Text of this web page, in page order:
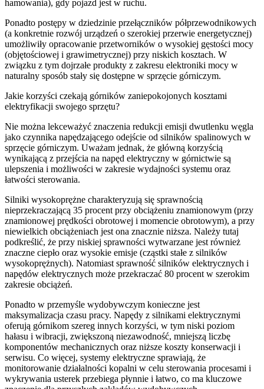
hamowania), gdy pojazd jest w ruchu.
Ponadto postępy w dziedzinie przełączników półprzewodnikowych
(a konkretnie rozwój urządzeń o szerokiej przerwie energetycznej)
umożliwiły opracowanie przetworników o wysokiej gęstości mocy
(objętościowej i grawimetrycznej) przy niskich kosztach. W
związku z tym dojrzałe produkty z zakresu elektroniki mocy w
naturalny sposób stały się dostępne w sprzęcie górniczym.
Jakie korzyści czekają górników zaniepokojonych kosztami
elektryfikacji swojego sprzętu?
Nie można lekceważyć znaczenia redukcji emisji dwutlenku węgla
jako czynnika napędzającego odejście od silników spalinowych w
sprzęcie górniczym. Uważam jednak, że główną korzyścią
wynikającą z przejścia na napęd elektryczny w górnictwie są
ulepszenia i możliwości w zakresie wydajności systemu oraz
łatwości sterowania.
Silniki wysokoprężne charakteryzują się sprawnością
nieprzekraczającą 35 procent przy obciążeniu znamionowym (przy
znamionowej prędkości obrotowej i momencie obrotowym), a przy
niewielkich obciążeniach jest ona znacznie niższa. Należy tutaj
podkreślić, że przy niskiej sprawności wytwarzane jest również
znaczne ciepło oraz wysokie emisje (cząstki stałe z silników
wysokoprężnych). Natomiast sprawność silników elektrycznych i
napędów elektrycznych może przekraczać 80 procent w szerokim
zakresie obciążeń.
Ponadto w przemyśle wydobywczym konieczne jest
maksymalizacja czasu pracy. Napędy z silnikami elektrycznymi
oferują górnikom szereg innych korzyści, w tym niski poziom
hałasu i wibracji, zwiększoną niezawodność, mniejszą liczbę
komponentów mechanicznych oraz niższe koszty konserwacji i
serwisu. Co więcej, systemy elektryczne sprawiają, że
monitorowanie działalności kopalni w celu sterowania procesami i
wykrywania usterek przebiega płynnie i łatwo, co ma kluczowe